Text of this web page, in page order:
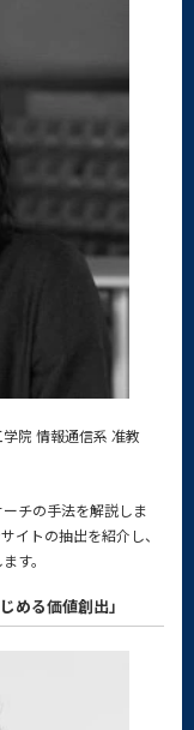
学院 情報通信系 准教
チの手法を解説しま
イトの抽出を紹介し、
す。
める価値創出」